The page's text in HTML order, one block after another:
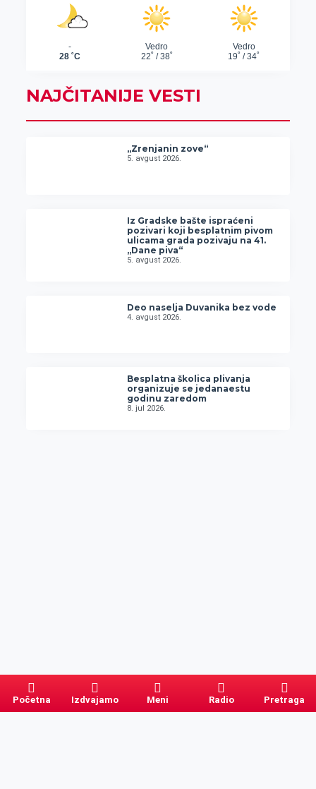
NAJČITANIJE VESTI
„Zrenjanin zove“
5. avgust 2026.
Iz Gradske bašte ispraćeni
pozivari koji besplatnim pivom
ulicama grada pozivaju na 41.
„Dane piva“
5. avgust 2026.
Deo naselja Duvanika bez vode
4. avgust 2026.
Besplatna školica plivanja
organizuje se jedanaestu
godinu zaredom
8. jul 2026.
Početna Izdvajamo Meni Radio Pretraga